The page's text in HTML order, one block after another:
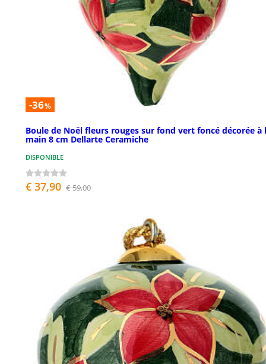
-36%
Boule de Noël fleurs rouges sur fond vert foncé décorée à
main 8 cm Dellarte Ceramiche
DISPONIBLE
€ 37,90 € 59,00